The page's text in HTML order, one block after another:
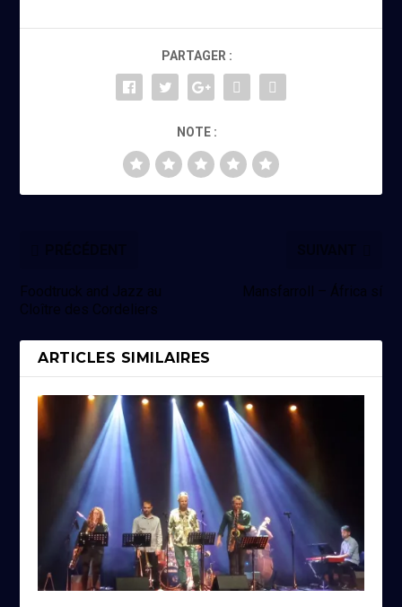
PARTAGER :
NOTE :
Foodtruck and Jazz au
Cloître des Cordeliers
Mansfarroll – África sí
ARTICLES SIMILAIRES